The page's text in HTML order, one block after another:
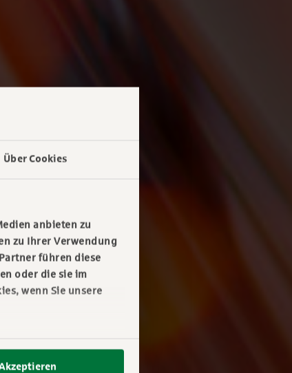
Über Cookies
anbieten zu
zu Ihrer Verwendung
führen diese
oder die sie im
wenn Sie unsere